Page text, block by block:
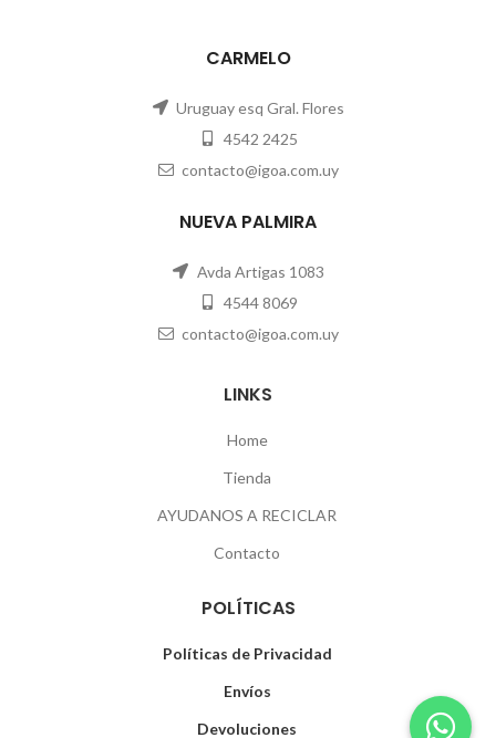
CARMELO
Uruguay esq Gral. Flores
4542 2425
contacto@igoa.com.uy
NUEVA PALMIRA
Avda Artigas 1083
4544 8069
contacto@igoa.com.uy
LINKS
Home
Tienda
AYUDANOS A RECICLAR
Contacto
POLÍTICAS
Políticas de Privacidad
Envíos
Devoluciones